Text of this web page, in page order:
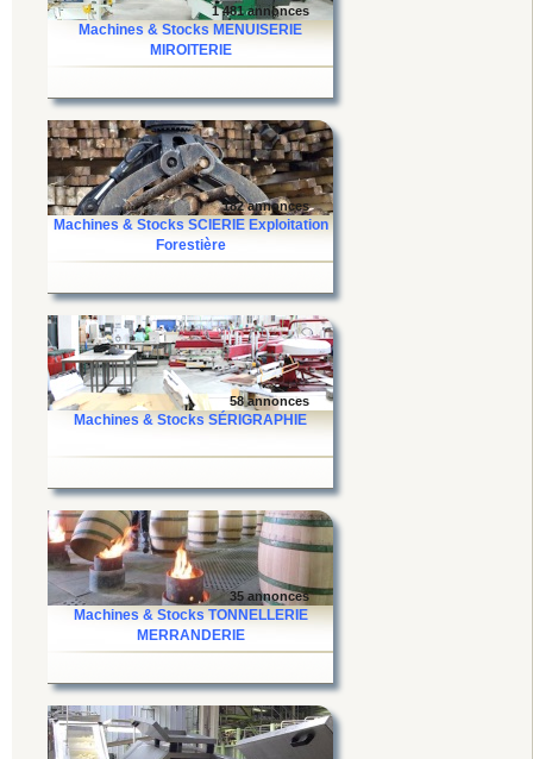
1 481 annonces
Machines & Stocks MENUISERIE
MIROITERIE
182 annonces
Machines & Stocks SCIERIE Exploitation
Forestière
58 annonces
Machines & Stocks SÉRIGRAPHIE
35 annonces
Machines & Stocks TONNELLERIE
MERRANDERIE